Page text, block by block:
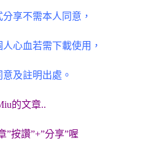
享不需本人同意，
心血若需下載使用，
及註明出處。
的文章..
”按讚”+”分享”喔